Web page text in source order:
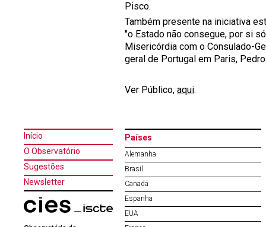
Pisco.
Também presente na iniciativa
"o Estado não consegue, por si
Misericórdia com o Consulado-
geral de Portugal em Paris,
Ver Público, aqui.
Início
O Observatório
Sugestões
Newsletter
Países
Alemanha
Brasil
Canadá
Espanha
EUA